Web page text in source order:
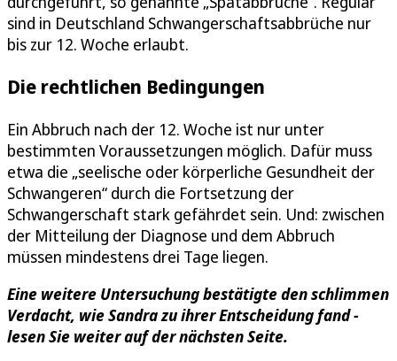
sind in Deutschland Schwangerschaftsabbrüche nur
bis zur 12. Woche erlaubt.
Die rechtlichen Bedingungen
Ein Abbruch nach der 12. Woche ist nur unter
bestimmten Voraussetzungen möglich. Dafür muss
etwa die „seelische oder körperliche Gesundheit der
Schwangeren“ durch die Fortsetzung der
Schwangerschaft stark gefährdet sein. Und: zwischen
der Mitteilung der Diagnose und dem Abbruch
müssen mindestens drei Tage liegen.
Eine weitere Untersuchung bestätigte den schlimmen
Verdacht, wie Sandra zu ihrer Entscheidung fand -
lesen Sie weiter auf der nächsten Seite.